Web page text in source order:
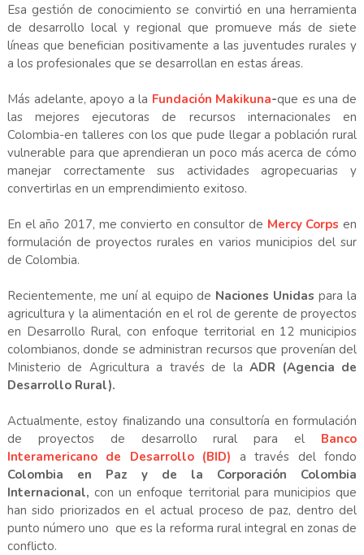
Esa gestión de conocimiento se convirtió en una herramienta
de desarrollo local y regional que promueve más de siete
líneas que benefician positivamente a las juventudes rurales y
a los profesionales que se desarrollan en estas áreas.
Más adelante, apoyo a la Fundación Makikuna-que es una de
las mejores ejecutoras de recursos internacionales en
Colombia-en talleres con los que pude llegar a población rural
vulnerable para que aprendieran un poco más acerca de cómo
manejar correctamente sus actividades agropecuarias y
convertirlas en un emprendimiento exitoso.
En el año 2017, me convierto en consultor de Mercy Corps en
formulación de proyectos rurales en varios municipios del sur
de Colombia.
Recientemente, me uní al equipo de Naciones Unidas para la
agricultura y la alimentación en el rol de gerente de proyectos
en Desarrollo Rural, con enfoque territorial en 12 municipios
colombianos, donde se administran recursos que provenían del
Ministerio de Agricultura a través de laADR (Agencia de
Desarrollo Rural).
Actualmente, estoy finalizando una consultoría en formulación
de proyectos de desarrollo rural para el Banco
Interamericano de Desarrollo (BID) a través del fondo
Colombia en Paz y de la Corporación Colombia
Internacional, con un enfoque territorial para municipios que
han sido priorizados en el actual proceso de paz, dentro del
punto número uno que es la reforma rural integral en zonas de
conflicto.